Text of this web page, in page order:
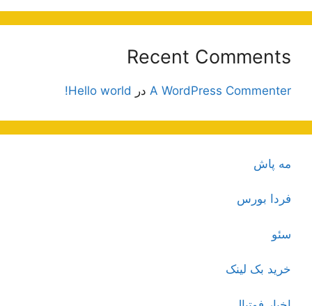
Recent Comments
A WordPress Commenter در Hello world!
مه پاش
فردا بورس
سئو
خرید بک لینک